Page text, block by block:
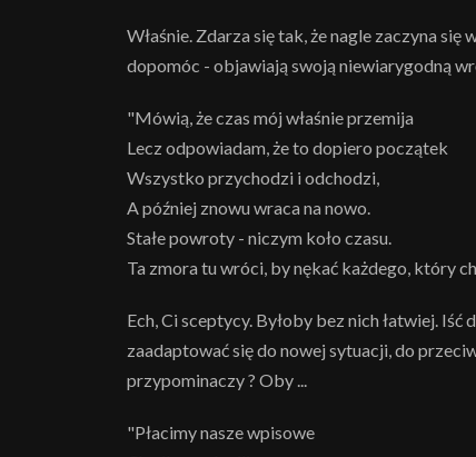
Właśnie. Zdarza się tak, że nagle zaczyna
dopomóc - objawiają swoją niewiarygodną
"Mówią, że czas mój właśnie przemija
Lecz odpowiadam, że to dopiero początek
Wszystko przychodzi i odchodzi,
A później znowu wraca na nowo.
Stałe powroty - niczym koło czasu.
Ta zmora tu wróci, by nękać każdego, który
Ech, Ci sceptycy. Byłoby bez nich łatwiej.
zaadaptować się do nowej sytuacji, do
przypominaczy ? Oby ...
"Płacimy nasze wpisowe